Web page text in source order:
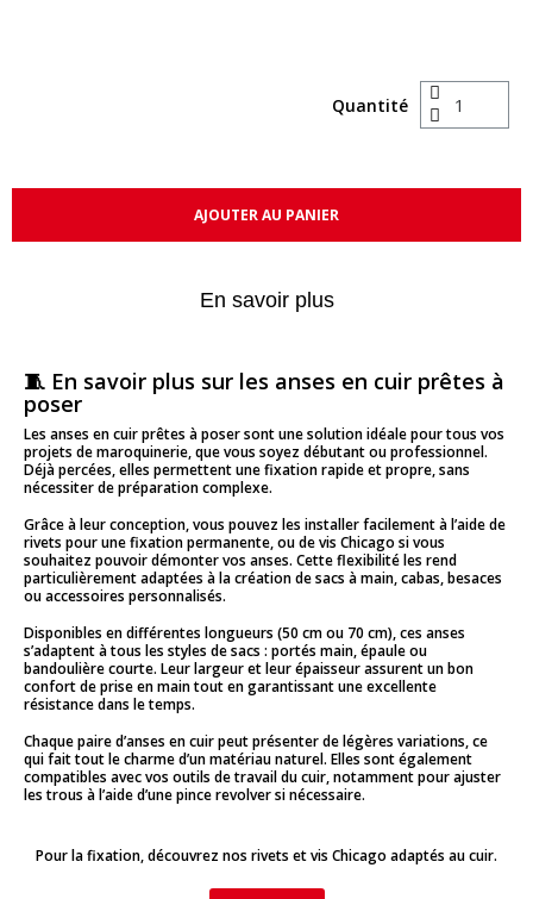
Quantité
AJOUTER AU PANIER
En savoir plus
🧵 En savoir plus sur les anses en cuir prêtes à
poser
Les anses en cuir prêtes à poser sont une solution idéale pour tous vos
projets de maroquinerie, que vous soyez débutant ou professionnel.
Déjà percées, elles permettent une fixation rapide et propre, sans
nécessiter de préparation complexe.
Grâce à leur conception, vous pouvez les installer facilement à l’aide de
rivets pour une fixation permanente, ou de vis Chicago si vous
souhaitez pouvoir démonter vos anses. Cette flexibilité les rend
particulièrement adaptées à la création de sacs à main, cabas, besaces
ou accessoires personnalisés.
Disponibles en différentes longueurs (50 cm ou 70 cm), ces anses
s’adaptent à tous les styles de sacs : portés main, épaule ou
bandoulière courte. Leur largeur et leur épaisseur assurent un bon
confort de prise en main tout en garantissant une excellente
résistance dans le temps.
Chaque paire d’anses en cuir peut présenter de légères variations, ce
qui fait tout le charme d’un matériau naturel. Elles sont également
compatibles avec vos outils de travail du cuir, notamment pour ajuster
les trous à l’aide d’une pince revolver si nécessaire.
Pour la fixation, découvrez nos rivets et vis Chicago adaptés au cuir.